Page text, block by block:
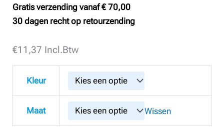
Gratis verzending vanaf € 70,00
30 dagen recht op retourzending
€11,37 Incl.Btw
Kleur
Maat Wissen
B2B
Apron
with
Ramsey